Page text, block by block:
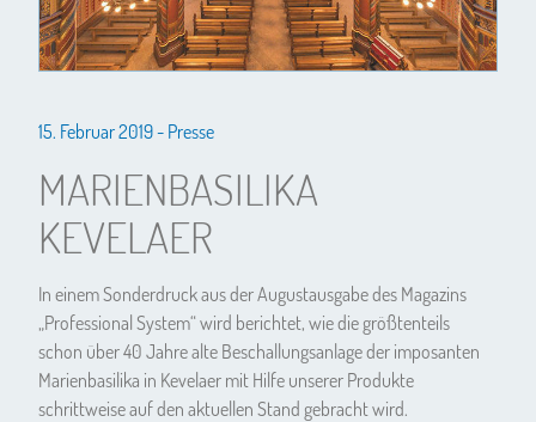
15. Februar 2019 - Presse
MARIENBASILIKA
KEVELAER
In einem Sonderdruck aus der Augustausgabe des Magazins
„Professional System“ wird berichtet, wie die größtenteils
schon über 40 Jahre alte Beschallungsanlage der imposanten
Marienbasilika in Kevelaer mit Hilfe unserer Produkte
schrittweise auf den aktuellen Stand gebracht wird.